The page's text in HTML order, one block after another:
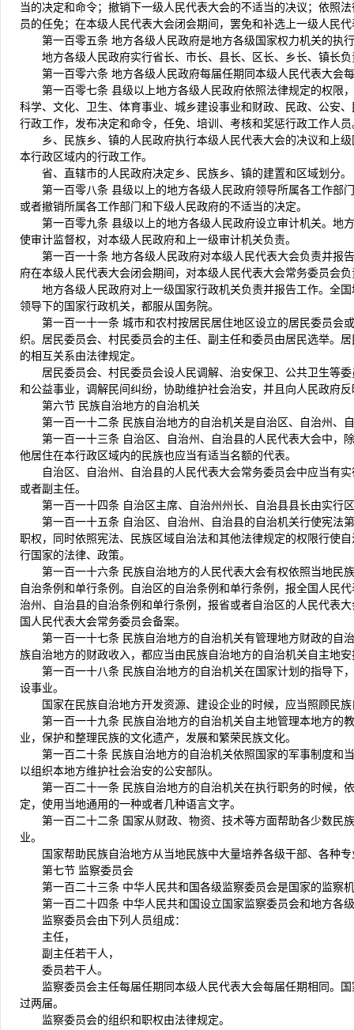
当的决定和命令；撤销下一级人民代表大会的不适当的决议；依照
员的任免；在本级人民代表大会闭会期间，罢免和补选上一级人民
第一百零五条 地方各级人民政府是地方各级国家权力机关的执
地方各级人民政府实行省长、市长、县长、区长、乡长、镇长负
第一百零六条 地方各级人民政府每届任期同本级人民代表大会
第一百零七条 县级以上地方各级人民政府依照法律规定的权限
科学、文化、卫生、体育事业、城乡建设事业和财政、民政、公安
行政工作，发布决定和命令，任免、培训、考核和奖惩行政工作人员
乡、民族乡、镇的人民政府执行本级人民代表大会的决议和上
本行政区域内的行政工作。
省、直辖市的人民政府决定乡、民族乡、镇的建置和区域划分。
第一百零八条 县级以上的地方各级人民政府领导所属各工作部
或者撤销所属各工作部门和下级人民政府的不适当的决定。
第一百零九条 县级以上的地方各级人民政府设立审计机关。地
使审计监督权，对本级人民政府和上一级审计机关负责。
第一百一十条 地方各级人民政府对本级人民代表大会负责并报
府在本级人民代表大会闭会期间，对本级人民代表大会常务委员会
地方各级人民政府对上一级国家行政机关负责并报告工作。全
领导下的国家行政机关，都服从国务院。
第一百一十一条 城市和农村按居民居住地区设立的居民委员会
织。居民委员会、村民委员会的主任、副主任和委员由居民选举。
的相互关系由法律规定。
居民委员会、村民委员会设人民调解、治安保卫、公共卫生等
和公益事业，调解民间纠纷，协助维护社会治安，并且向人民政府
第六节 民族自治地方的自治机关
第一百一十二条 民族自治地方的自治机关是自治区、自治州、
第一百一十三条 自治区、自治州、自治县的人民代表大会中，
他居住在本行政区域内的民族也应当有适当名额的代表。
自治区、自治州、自治县的人民代表大会常务委员会中应当有
或者副主任。
第一百一十四条 自治区主席、自治州州长、自治县县长由实行
第一百一十五条 自治区、自治州、自治县的自治机关行使宪法
职权，同时依照宪法、民族区域自治法和其他法律规定的权限行使
行国家的法律、政策。
第一百一十六条 民族自治地方的人民代表大会有权依照当地民
自治条例和单行条例。自治区的自治条例和单行条例，报全国人民
治州、自治县的自治条例和单行条例，报省或者自治区的人民代表
国人民代表大会常务委员会备案。
第一百一十七条 民族自治地方的自治机关有管理地方财政的自
族自治地方的财政收入，都应当由民族自治地方的自治机关自主地
第一百一十八条 民族自治地方的自治机关在国家计划的指导下
设事业。
国家在民族自治地方开发资源、建设企业的时候，应当照顾民
第一百一十九条 民族自治地方的自治机关自主地管理本地方的
业，保护和整理民族的文化遗产，发展和繁荣民族文化。
第一百二十条 民族自治地方的自治机关依照国家的军事制度和
以组织本地方维护社会治安的公安部队。
第一百二十一条 民族自治地方的自治机关在执行职务的时候，
定，使用当地通用的一种或者几种语言文字。
第一百二十二条 国家从财政、物资、技术等方面帮助各少数民
业。
国家帮助民族自治地方从当地民族中大量培养各级干部、各种
第七节 监察委员会
第一百二十三条 中华人民共和国各级监察委员会是国家的监察
第一百二十四条 中华人民共和国设立国家监察委员会和地方各
监察委员会由下列人员组成：
主任，
副主任若干人，
委员若干人。
监察委员会主任每届任期同本级人民代表大会每届任期相同。
过两届。
监察委员会的组织和职权由法律规定。